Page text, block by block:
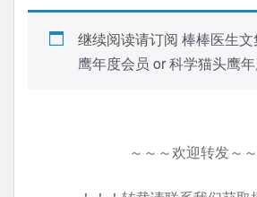
继续阅读请订阅 棒棒医生文
鹰年度会员 or科学猫头鹰
～～～欢迎转发～